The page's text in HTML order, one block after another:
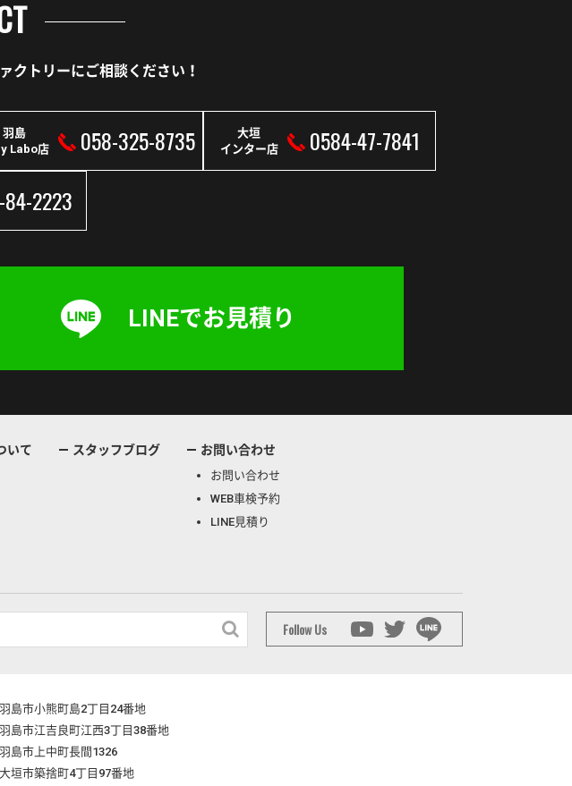
クトリーにご相談ください！
羽島
Labo店
058-325-8735
大垣
インター店
0584-47-7841
2223
LINEでお見積り
いて スタッフブログ お問い合わせ
お問い合わせ
WEB車検予約
LINE見積り
Follow Us
島市小熊町島2丁目24番地
島市江吉良町江西3丁目38番地
島市上中町長間1326
垣市築捨町4丁目97番地